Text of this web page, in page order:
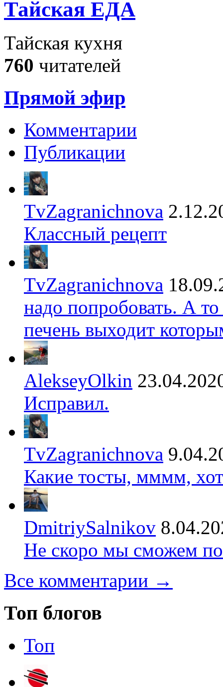
Тайская ЕДА
Тайская кухня
760 читателей
Прямой эфир
Комментарии
Публикации
TvZagranichnova
Классный рецепт
TvZagranichnova
надо попробовать. А
печень выходит
AlekseyOlkin
Исправил.
TvZagranichnova
Какие тосты, мммм,
DmitriySalnikov
Не скоро мы сможем
Все комментарии →
Топ блогов
Топ